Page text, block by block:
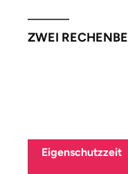
ZWEI
Eigenschutzzeit